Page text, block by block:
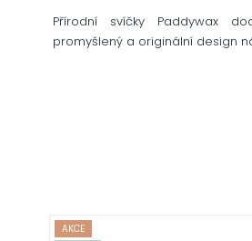
Přírodní svíčky Paddywax
promyšlený a originální design
AKCE